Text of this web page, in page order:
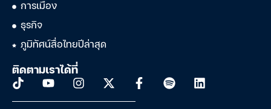
การเมือง
ธุรกิจ
ภูมิทัศน์สื่อไทยปีล่าสุด
ติดตามเราได้ที่